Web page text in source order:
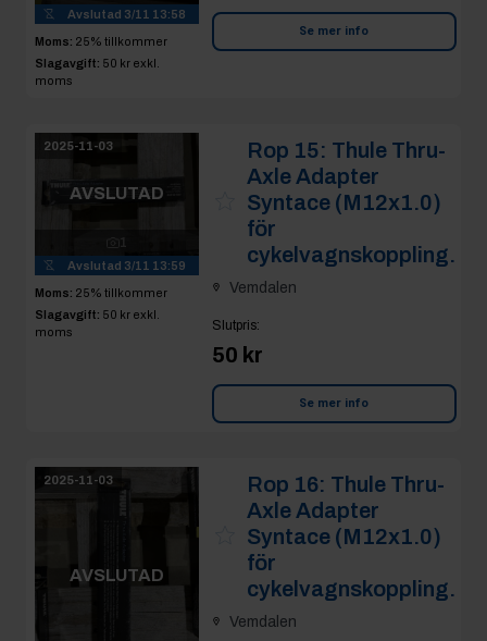
Avslutad 3/11 13:58
Moms: 25% tillkommer
Slagavgift: 50 kr exkl.
moms
Se mer info
2025-11-03
AVSLUTAD
1
Avslutad 3/11 13:59
Moms: 25% tillkommer
Slagavgift: 50 kr exkl.
moms
Rop 15: Thule Thru-
Axle Adapter
Syntace (M12x1.0)
för
cykelvagnskoppling.
Vemdalen
Slutpris:
50 kr
Se mer info
2025-11-03
AVSLUTAD
Rop 16: Thule Thru-
Axle Adapter
Syntace (M12x1.0)
för
cykelvagnskoppling.
Vemdalen